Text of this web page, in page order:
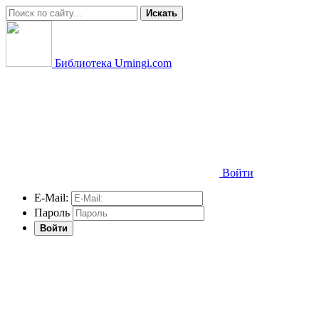
Искать
Библиотека Urningi.com
Войти
E-Mail:
Пароль
Войти